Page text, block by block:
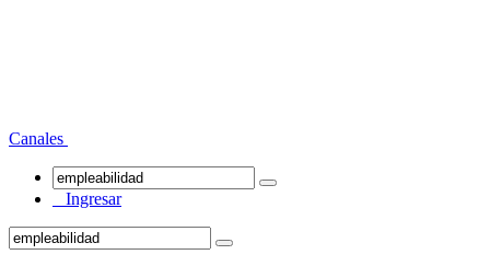
Canales
Ingresar